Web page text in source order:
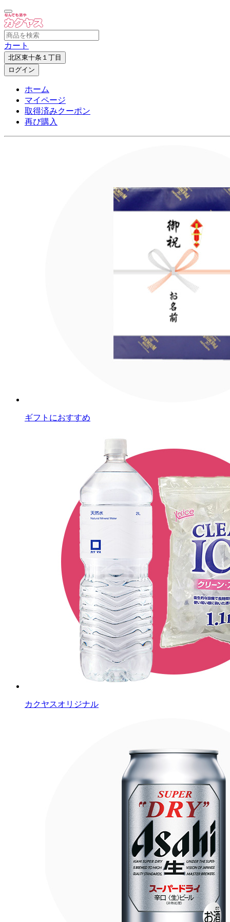
カート
北区東十条１丁目
ログイン
ホーム
マイページ
取得済みクーポン
再び購入
ギフトにおすすめ
カクヤスオリジナル